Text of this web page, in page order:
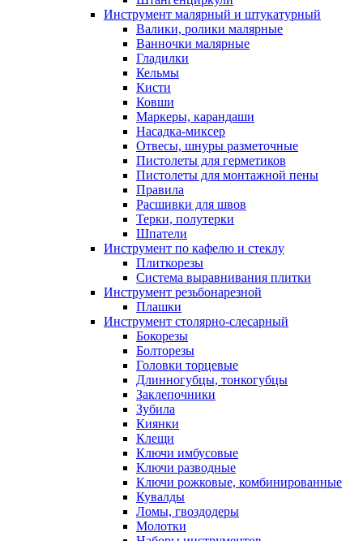
Инструмент малярный и штукатурный
Валики, ролики малярные
Ванночки малярные
Гладилки
Кельмы
Кисти
Ковши
Маркеры, карандаши
Насадка-миксер
Отвесы, шнуры разметочные
Пистолеты для герметиков
Пистолеты для монтажной пены
Правила
Расшивки для швов
Терки, полутерки
Шпатели
Инструмент по кафелю и стеклу
Плиткорезы
Система выравнивания плитки
Инструмент резьбонарезной
Плашки
Инструмент столярно-слесарный
Бокорезы
Болторезы
Головки торцевые
Длинногубцы, тонкогубцы
Заклепочники
Зубила
Киянки
Клещи
Ключи имбусовые
Ключи разводные
Ключи рожковые, комбинированные
Кувалды
Ломы, гвоздодеры
Молотки